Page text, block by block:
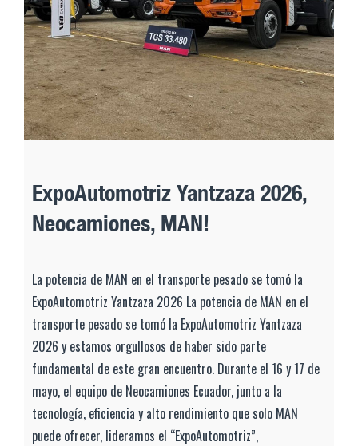
ExpoAutomotriz Yantzaza 2026,
Neocamiones, MAN!
La potencia de MAN en el transporte pesado se tomó la
ExpoAutomotriz Yantzaza 2026 La potencia de MAN en el
transporte pesado se tomó la ExpoAutomotriz Yantzaza
2026 y estamos orgullosos de haber sido parte
fundamental de este gran encuentro. Durante el 16 y 17 de
mayo, el equipo de Neocamiones Ecuador, junto a la
tecnología, eficiencia y alto rendimiento que solo MAN
puede ofrecer, lideramos el “ExpoAutomotriz”,